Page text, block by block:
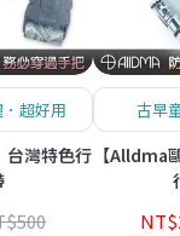
超好用
台灣特色行
古早
【Alldma